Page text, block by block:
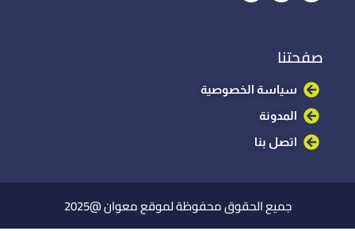
صفحتنا
سياسة الخصوصية
المدونة
اتصل بنا
جميع الحقوق محفوظة لموقع معوان @2025